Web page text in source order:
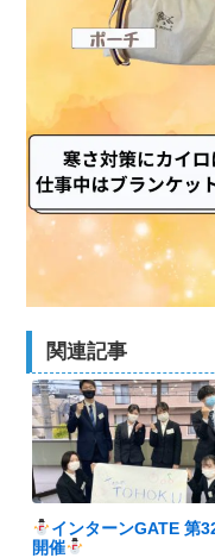
関連記事
インターンGATE 第
開催